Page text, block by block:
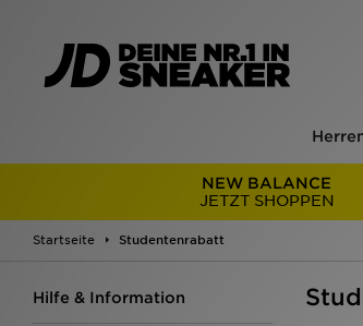
NEW BALANCE
JETZT SHOPPEN
Startseite Studentenrabatt
Hilfe & Information